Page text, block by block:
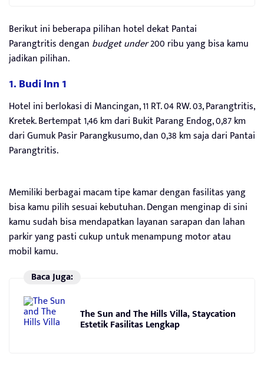
Berikut ini beberapa pilihan hotel dekat Pantai
Parangtritis dengan budget under200 ribu yang bisa kamu
jadikan pilihan.
1. Budi Inn 1
Hotel ini berlokasi di Mancingan, 11 RT. 04 RW. 03, Parangtritis,
Kretek. Bertempat 1,46 km dari Bukit Parang Endog, 0,87 km
dari Gumuk Pasir Parangkusumo, dan 0,38 km saja dari Pantai
Parangtritis.
Memiliki berbagai macam tipe kamar dengan fasilitas yang
bisa kamu pilih sesuai kebutuhan. Dengan menginap di sini
kamu sudah bisa mendapatkan layanan sarapan dan lahan
parkir yang pasti cukup untuk menampung motor atau
mobil kamu.
Baca Juga:
The Sun and The Hills Villa, Staycation
Estetik Fasilitas Lengkap